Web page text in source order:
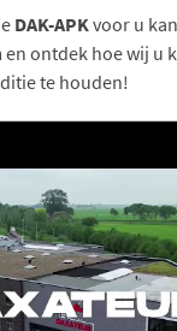
DAK-APKvoor u
ontdek hoe wij u
te houden!